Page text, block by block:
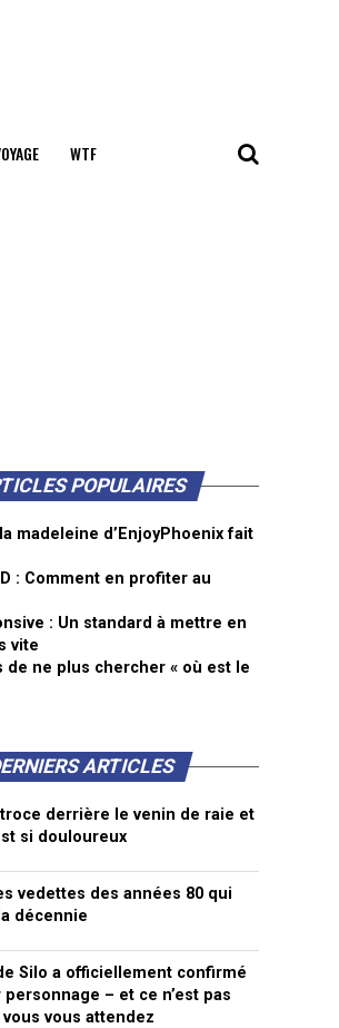
WTF
POPULAIRES
madeleine d’EnjoyPhoenix fait
: Comment en profiter au
: Un standard à mettre en
vite
de ne plus chercher « où est le
ARTICLES
derrière le venin de raie et
si douloureux
vedettes des années 80 qui
décennie
Silo a officiellement confirmé
– et ce n’est pas
vous attendez